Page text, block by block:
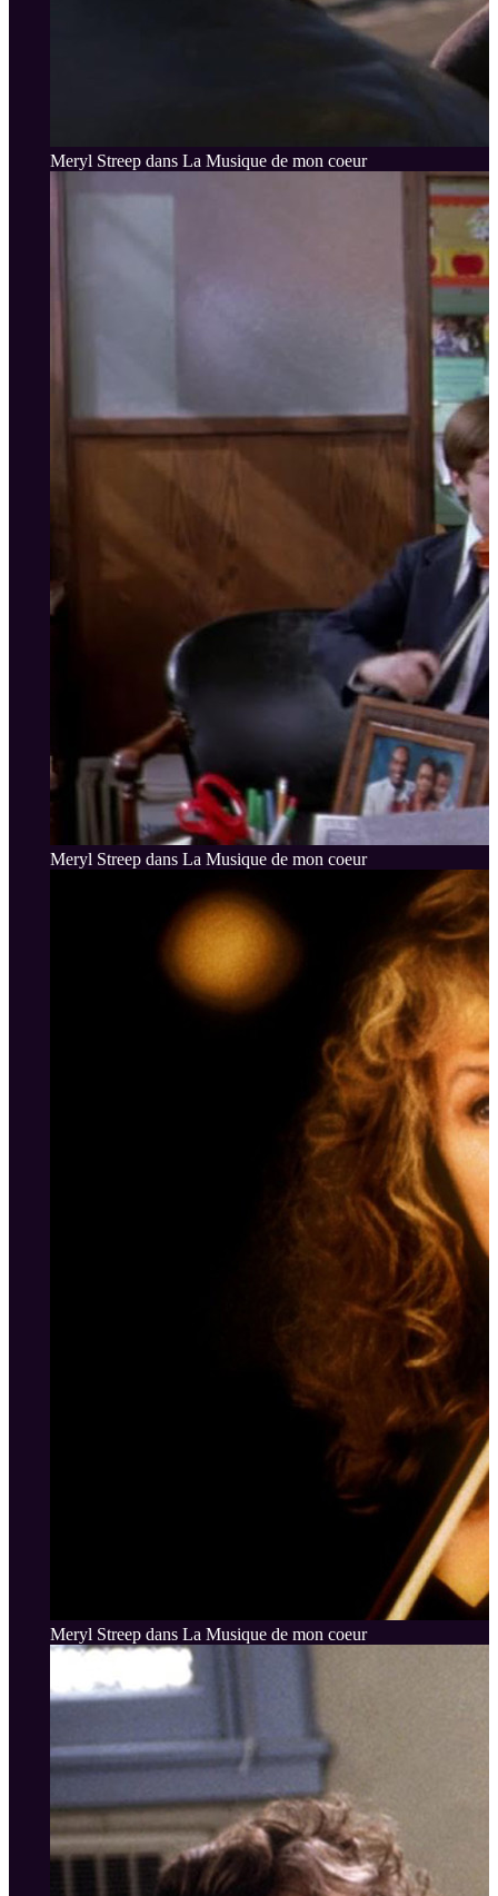
Meryl Streep dans La Musique de mon coeur
Meryl Streep dans La Musique de mon coeur
Meryl Streep dans La Musique de mon coeur